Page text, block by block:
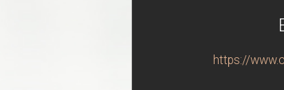
https://